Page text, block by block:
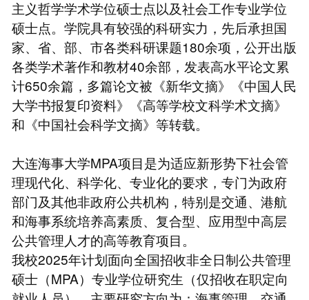
主义哲学学术学位硕士点以及社会工作专业学位
硕士点。学院具有较强的科研实力，先后承担国
家、省、部、市各类科研课题180余项，公开出版
各类学术著作和教材40余部，发表高水平论文累
计650余篇，多篇论文被《新华文摘》《中国人民
大学书报复印资料》《高等学校文科学术文摘》
和《中国社会科学文摘》等转载。
大连海事大学MPA项目是为适应新形势下社会管
理现代化、科学化、专业化的要求，专门为政府
部门及其他非政府公共机构，特别是交通、港航
和海事系统培养高素质、复合型、应用型中高层
公共管理人才的高等教育项目。
我校2025年计划面向全国招收非全日制公共管理
硕士（MPA）专业学位研究生（仅招收在职定向